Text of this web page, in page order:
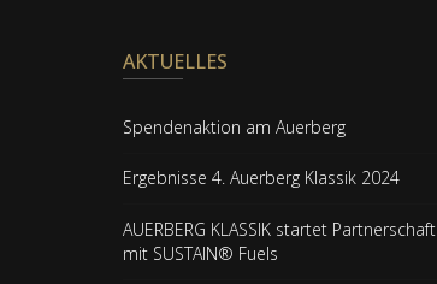
AKTUELLES
Spendenaktion am Auerberg
Ergebnisse 4. Auerberg Klassik 2024
AUERBERG KLASSIK startet Partnerschaft
mit SUSTAIN® Fuels